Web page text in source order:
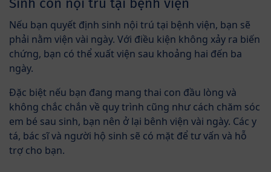
Nếu bạn quyết định sinh nội trú tại bệnh viện, bạn sẽ
phải nằm viện vài ngày. Với điều kiện không xảy ra biến
chứng, bạn có thể xuất viện sau khoảng hai đến ba
ngày.
Đặc biệt nếu bạn đang mang thai con đầu lòng và
không chắc chắn về quy trình cũng như cách chăm sóc
em bé sau sinh, bạn nên ở lại bênh viện vài ngày. Các y
tá, bác sĩ và người hộ sinh sẽ có mặt để tư vấn và hỗ
trợ cho bạn.